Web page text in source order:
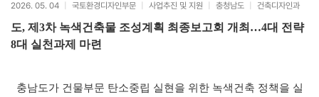
2026. 05. 04 국토환경디자인부문 사업추진 및 지원 충청남도 건축디자인과
도, 제3차 녹색건축물 조성계획 최종보고회 개최…4대 전략
8대 실천과제 마련
충남도가 건물부문 탄소중립 실현을 위한 녹색건축 정책을 실